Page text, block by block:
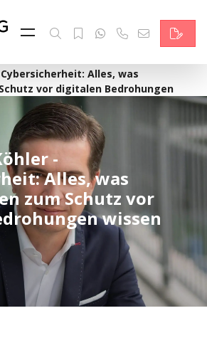
Feed & News
Minds
Themen
Services
Wer wir sind
Kontakt
English
Alles, was
vor digitalen Bedrohungen
-
Alles, was
zum Schutz vor
wissen